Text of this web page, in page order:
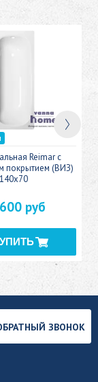
Reimar с
покрытием (ВИЗ)
140x70
руб
ЗВОНОК